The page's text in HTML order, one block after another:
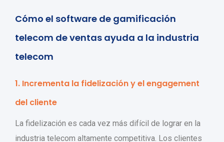
Cómo el software de gamificación
telecom de ventas ayuda a la industria
telecom
1. Incrementa la fidelización y el engagement
del cliente
La fidelización es cada vez más difícil de lograr en la
industria telecom altamente competitiva. Los clientes